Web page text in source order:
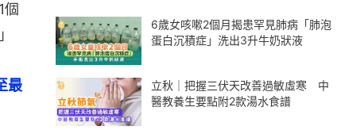
個
最
6歲女咳嗽2個月揭患罕見肺病「肺泡
蛋白沉積症」洗出3升牛奶狀液
立秋｜把握三伏天改善過敏虛寒 中
醫教養生要點附2款湯水食譜